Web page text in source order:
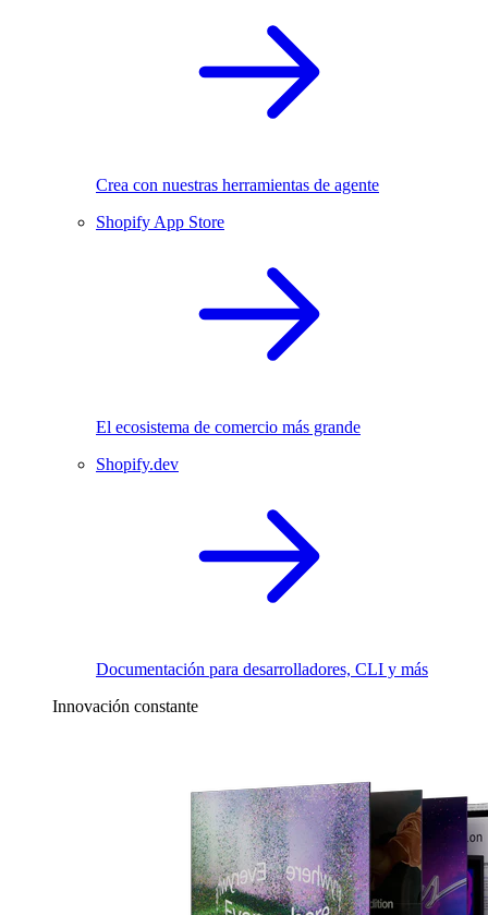
Crea con nuestras herramientas de agente
Shopify App Store
El ecosistema de comercio más grande
Shopify.dev
Documentación para desarrolladores, CLI y más
Innovación constante